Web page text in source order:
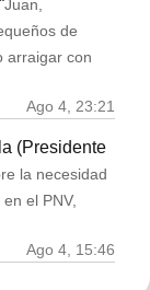
Juan,
de
arraigar con
Ago 4, 23:21
(Presidente
la necesidad
el PNV,
Ago 4, 15:46